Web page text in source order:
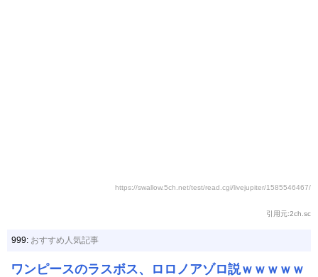
https://swallow.5ch.net/test/read.cgi/livejupiter/1585546467/
引用元:2ch.sc
999: おすすめ人気記事
ワンピースのラスボス、ロロノアゾロ説ｗｗｗｗｗ